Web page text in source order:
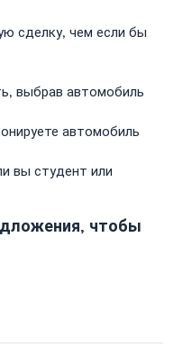
сделку, чем если бы
выбрав автомобиль
автомобиль
вы студент или
чтобы